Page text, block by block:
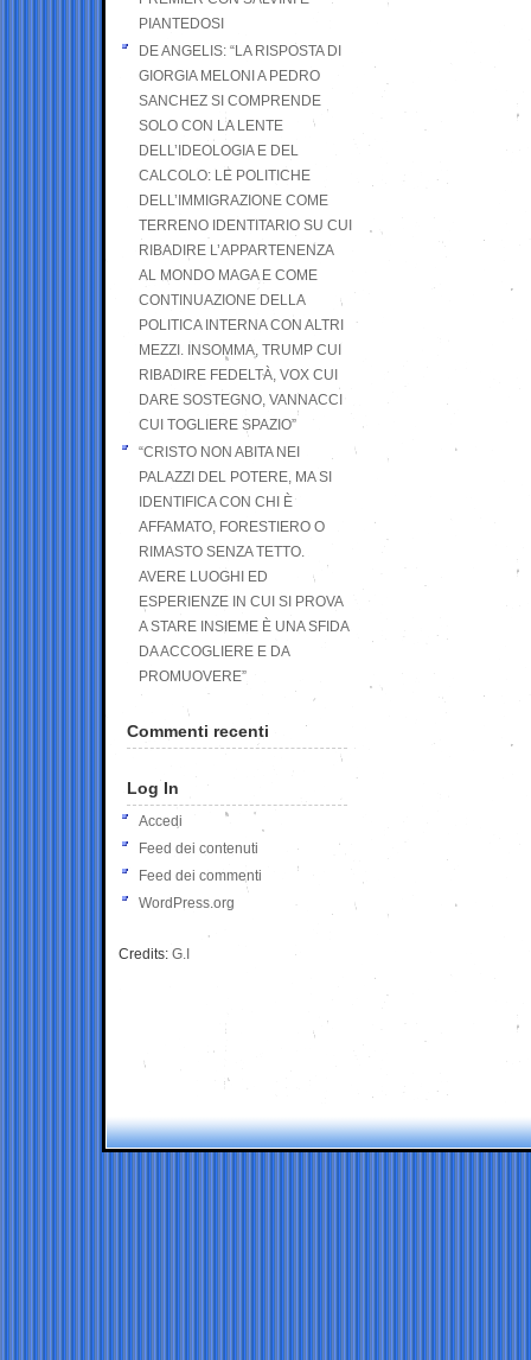
PIANTEDOSI
DE ANGELIS: “LA RISPOSTA DI
GIORGIA MELONI A PEDRO
SANCHEZ SI COMPRENDE
SOLO CON LA LENTE
DELL’IDEOLOGIA E DEL
CALCOLO: LE POLITICHE
DELL’IMMIGRAZIONE COME
TERRENO IDENTITARIO SU CUI
RIBADIRE L’APPARTENENZA
AL MONDO MAGA E COME
CONTINUAZIONE DELLA
POLITICA INTERNA CON ALTRI
MEZZI. INSOMMA, TRUMP CUI
RIBADIRE FEDELTÀ, VOX CUI
DARE SOSTEGNO, VANNACCI
CUI TOGLIERE SPAZIO”
“CRISTO NON ABITA NEI
PALAZZI DEL POTERE, MA SI
IDENTIFICA CON CHI È
AFFAMATO, FORESTIERO O
RIMASTO SENZA TETTO.
AVERE LUOGHI ED
ESPERIENZE IN CUI SI PROVA
A STARE INSIEME È UNA SFIDA
DA ACCOGLIERE E DA
PROMUOVERE”
Commenti recenti
Log In
Accedi
Feed dei contenuti
Feed dei commenti
WordPress.org
Credits: G.I